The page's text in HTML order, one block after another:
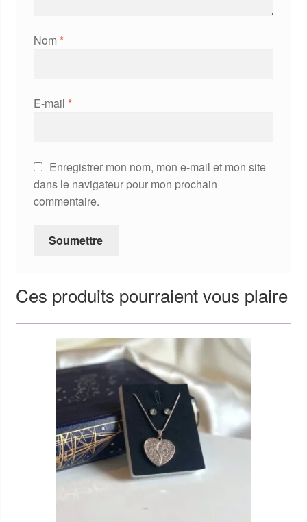
Nom *
E-mail *
Enregistrer mon nom, mon e-mail et mon site
dans le navigateur pour mon prochain
commentaire.
Ces produits pourraient vous plaire